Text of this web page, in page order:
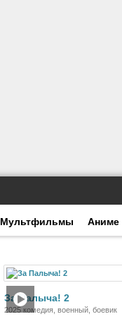
Мультфильмы Аниме
За Палыча! 2
2025 комедия, военный, боевик